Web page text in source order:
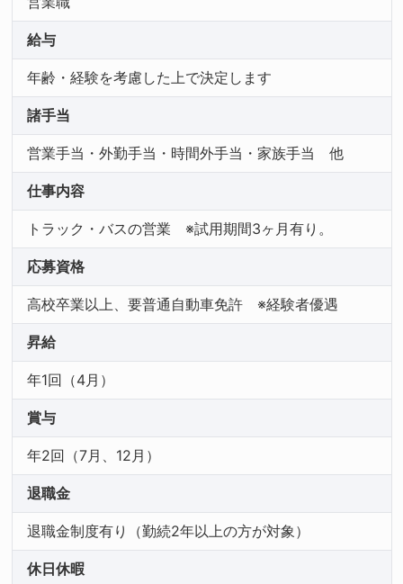
給与
年齢・経験を考慮した上で決定します
諸手当
営業手当・外勤手当・時間外手当・家族手当 他
仕事内容
トラック・バスの営業 ※試用期間3ヶ月有り。
応募資格
高校卒業以上、要普通自動車免許 ※経験者優遇
昇給
年1回（4月）
賞与
年2回（7月、12月）
退職金
退職金制度有り（勤続2年以上の方が対象）
休日休暇